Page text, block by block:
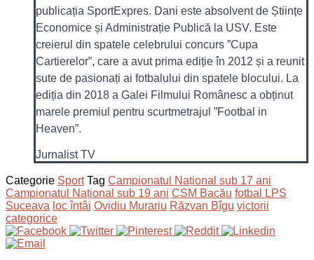
publicația SportExpres. Dani este absolvent de Științe
Economice și Administrație Publică la USV. Este
creierul din spatele celebrului concurs ”Cupa
Cartierelor”, care a avut prima ediție în 2012 și a reunit
sute de pasionați ai fotbalului din spatele blocului. La
ediția din 2018 a Galei Filmului Românesc a obținut
marele premiul pentru scurtmetrajul ”Footbal in
Heaven”.
Jurnalist TV
Categorie Sport Tag Campionatul Național sub 17 ani
Campionatul Național sub 19 ani CSM Bacău fotbal LPS
Suceava loc întâi Ovidiu Murariu Răzvan Bîgu victorii
categorice